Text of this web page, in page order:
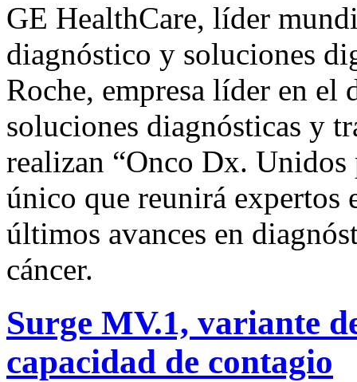
GE HealthCare, líder
diagnóstico y soluciones
Roche, empresa líder en
soluciones diagnósticas y
realizan “Onco Dx. Unidos
único que reunirá expertos
últimos avances en
cáncer.
Surge MV.1, variante
capacidad de contagio